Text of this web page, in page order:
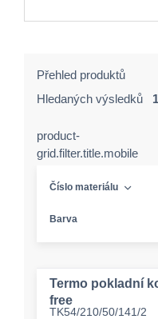
Přehled produktů
Hledaných výsledků
product-
grid.filter.title.mobile
Číslo materiálu
Barva
Termo pokladní
free
TK54/210/50/141/2